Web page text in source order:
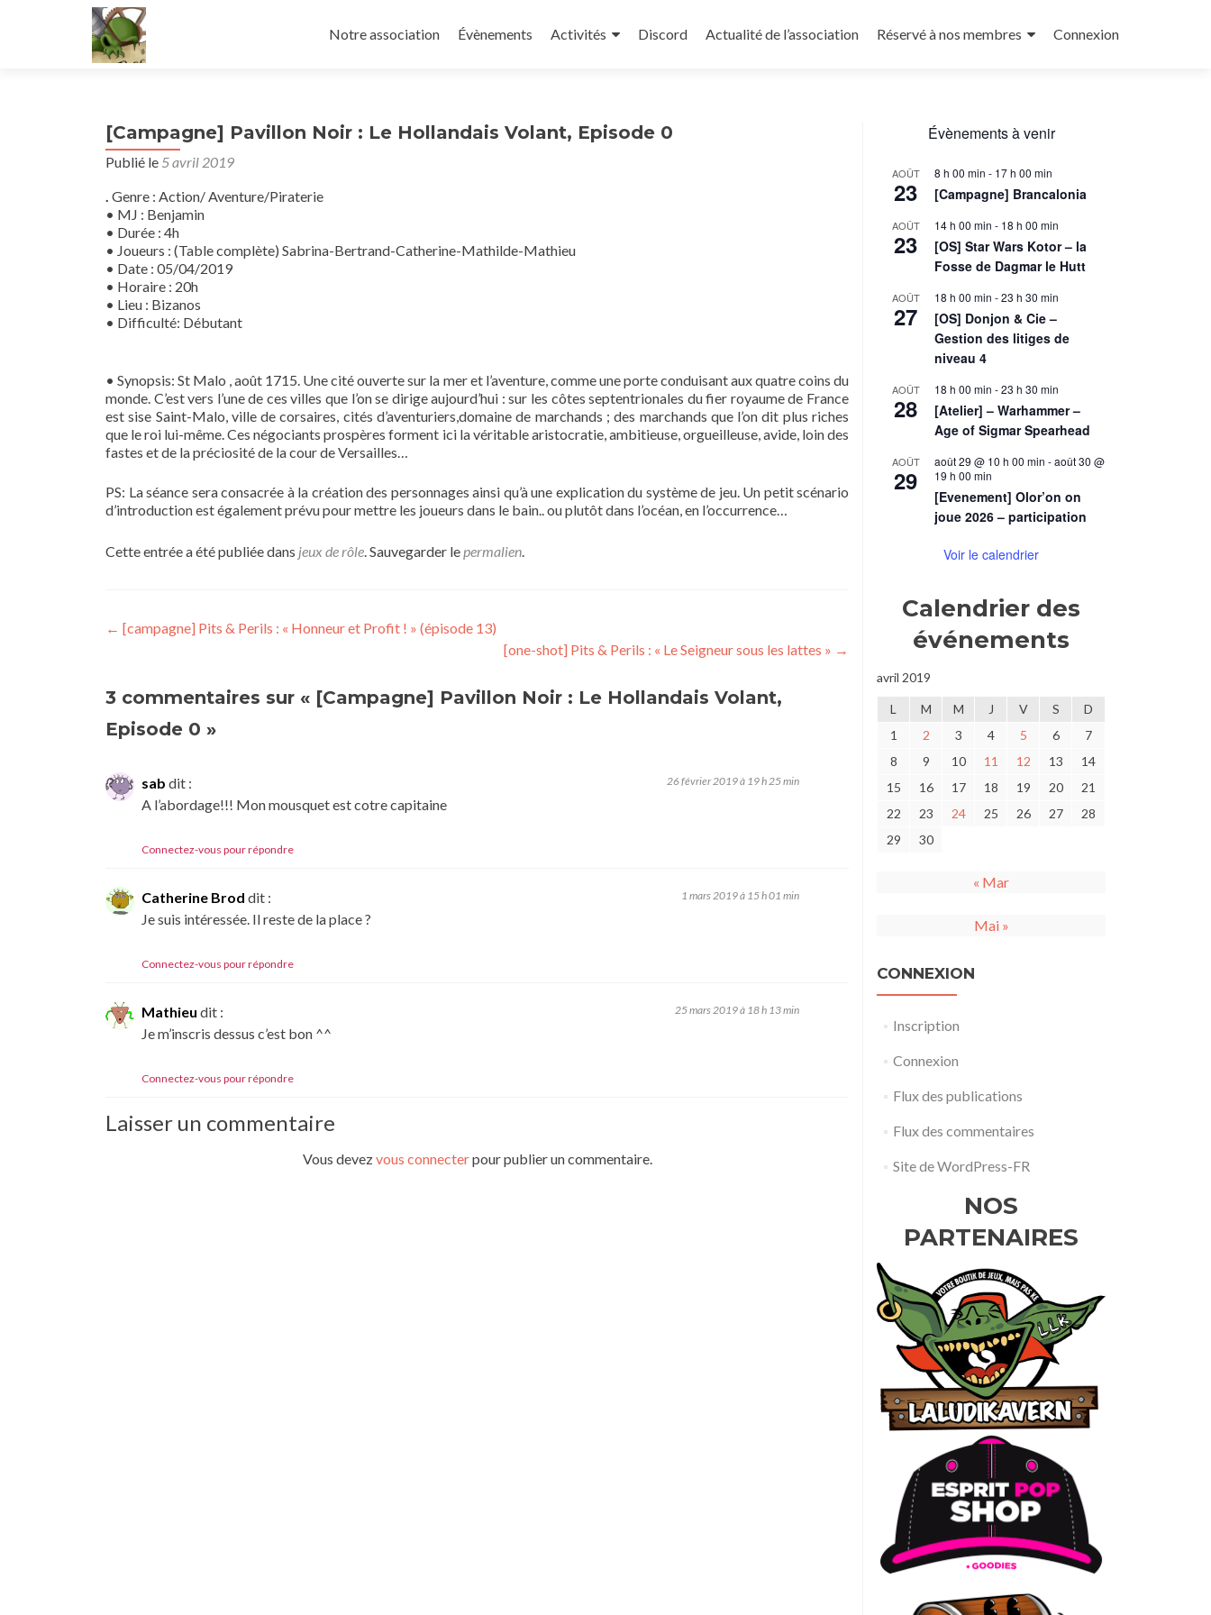
au
Notre association Évènements Activités Discord Actualité de l’association Réservé à nos membres Connexion
[Campagne] Pavillon Noir : Le Hollandais Volant, Episode 0
Publié le 5 avril 2019
. Genre : Action/ Aventure/Piraterie
• MJ : Benjamin
• Durée : 4h
• Joueurs : (Table complète) Sabrina-Bertrand-Catherine-Mathilde-Mathieu
• Date : 05/04/2019
• Horaire : 20h
• Lieu : Bizanos
• Difficulté: Débutant
• Synopsis: St Malo , août 1715. Une cité ouverte sur la mer et l’aventure, comme une porte conduisant aux quatre coins du
monde. C’est vers l’une de ces villes que l’on se dirige aujourd’hui : sur les côtes septentrionales du fier royaume de France
est sise Saint-Malo, ville de corsaires, cités d’aventuriers,domaine de marchands ; des marchands que l’on dit plus riches
que le roi lui-même. Ces négociants prospères forment ici la véritable aristocratie, ambitieuse, orgueilleuse, avide, loin des
fastes et de la préciosité de la cour de Versailles…
PS: La séance sera consacrée à la création des personnages ainsi qu’à une explication du système de jeu. Un petit scénario
d’introduction est également prévu pour mettre les joueurs dans le bain.. ou plutôt dans l’océan, en l’occurrence…
Cette entrée a été publiée dans jeux de rôle. Sauvegarder lepermalien.
Navigation
l’article
← [campagne] Pits & Perils : « Honneur et Profit ! » (épisode 13)
[one-shot] Pits & Perils : « Le Seigneur sous les lattes » →
3 commentaires sur « [Campagne] Pavillon Noir : Le Hollandais Volant,
Episode 0 »
sab dit : 26 février 2019 à 19 h 25 min
A l’abordage!!! Mon mousquet est cotre capitaine
Connectez-vous pour répondre
Catherine Brod dit : 1 mars 2019 à 15 h 01 min
Je suis intéressée. Il reste de la place ?
Connectez-vous pour répondre
Mathieu dit : 25 mars 2019 à 18 h 13 min
Je m’inscris dessus c’est bon ^^
Connectez-vous pour répondre
Laisser un commentaire
Vous devezvous connecterpour publier un commentaire.
Évènements à venir
AOÛT
23
8 h 00 min - 17 h 00 min
[Campagne] Brancalonia
AOÛT
23
14 h 00 min - 18 h 00 min
[OS] Star Wars Kotor – la
Fosse de Dagmar le Hutt
AOÛT
27
18 h 00 min -23 h 30 min
[OS] Donjon & Cie –
Gestion des litiges de
niveau 4
AOÛT
28
18 h 00 min -23 h 30 min
[Atelier] – Warhammer –
Age of Sigmar Spearhead
AOÛT
29
août 29 @ 10 h 00 min -août 30 @
19 h 00 min
[Evenement] Olor’on on
joue 2026 – participation
Voir le calendrier
Calendrier des
événements
avril 2019
L M M J V S
D
1
2 3 4 5 6
7
8
9 10 11 12 13
14
15
16 17 18 19 20
21
22
23 24 25 26 27
28
29
30
« Mar
Mai »
CONNEXION
Inscription
Connexion
Flux des publications
Flux des commentaires
Site de WordPress-FR
NOS
PARTENAIRES